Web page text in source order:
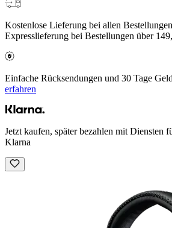
Kostenlose Lieferung bei allen
Expresslieferung bei Bestellungen über
Einfache Rücksendungen und 30 Tage
erfahren
Jetzt kaufen, später bezahlen mit Diensten
Klarna